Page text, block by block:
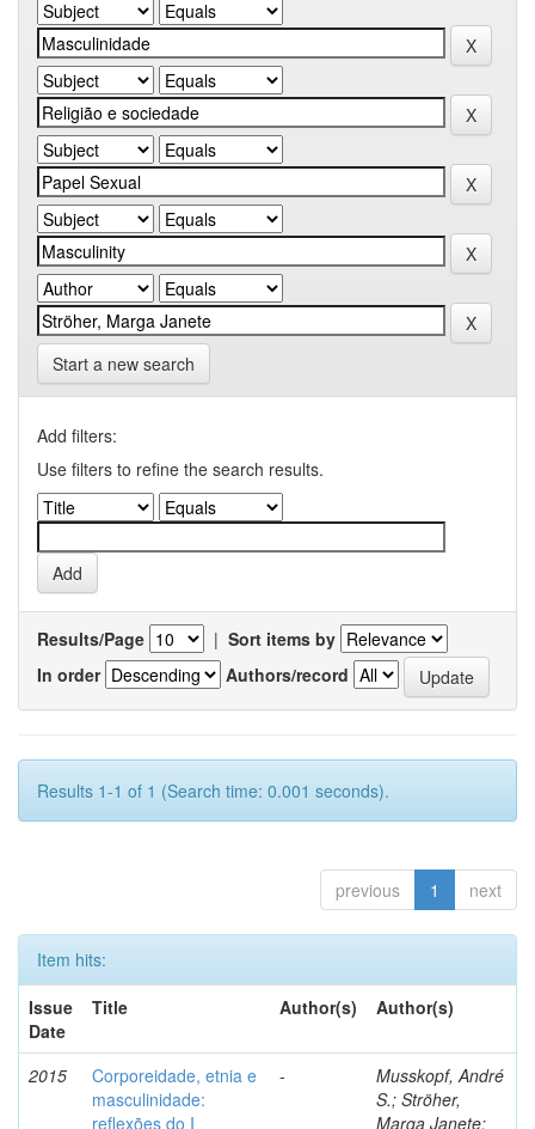
Start a new search
Add filters:
Use filters to refine the search results.
Results/Page | Sort items by
In order
Authors/record
Results 1-1 of 1 (Search time: 0.001 seconds).
previous 1 next
Item hits:
Issue
Date
Title Author(s) Author(s)
2015
Corporeidade, etnia e
masculinidade:
reflexões do I
-
Musskopf, André
S.; Ströher,
Marga Janete;